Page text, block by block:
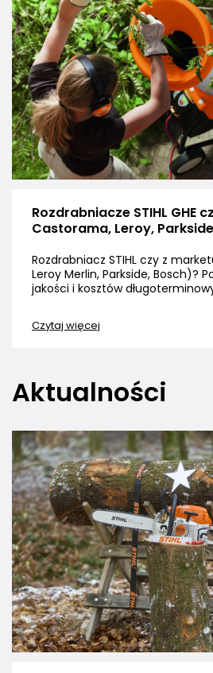
Rozdrabniacze STIHL GHE
Castorama, Leroy, Parkside
Rozdrabniacz STIHL czy z
Leroy Merlin, Parkside, Bosch)?
jakości i kosztów
Czytaj więcej
Aktualności